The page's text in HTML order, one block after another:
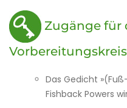
Zugänge für
Vorbereitungskreis
Das Gedicht
Fishback Powers